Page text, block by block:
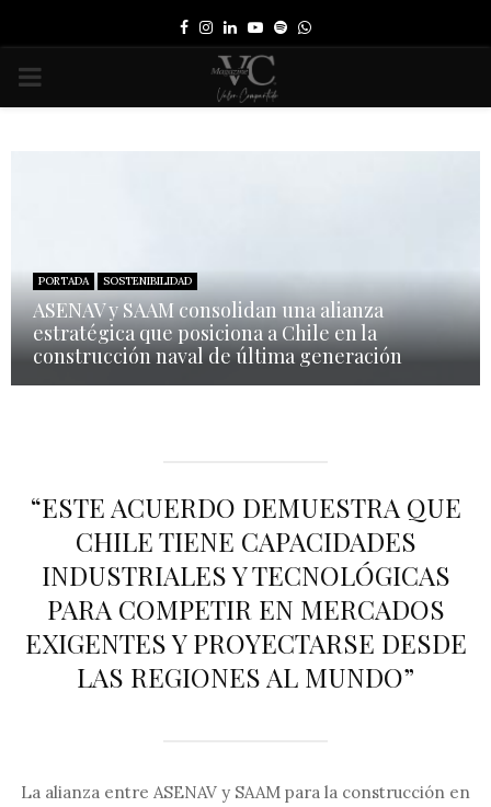
Facebook
Instagram
LinkedinYoutube
SpotifyWhatsapp
PRIMARY
PORTADA SOSTENIBILIDAD
ASENAV y SAAM consolidan una alianza
estratégica que posiciona a Chile en la
construcción naval de última generación
“ESTE ACUERDO DEMUESTRA QUE
CHILE TIENE CAPACIDADES
INDUSTRIALES Y TECNOLÓGICAS
PARA COMPETIR EN MERCADOS
EXIGENTES Y PROYECTARSE DESDE
LAS REGIONES AL MUNDO”
La alianza entre ASENAV y SAAM para la construcción en